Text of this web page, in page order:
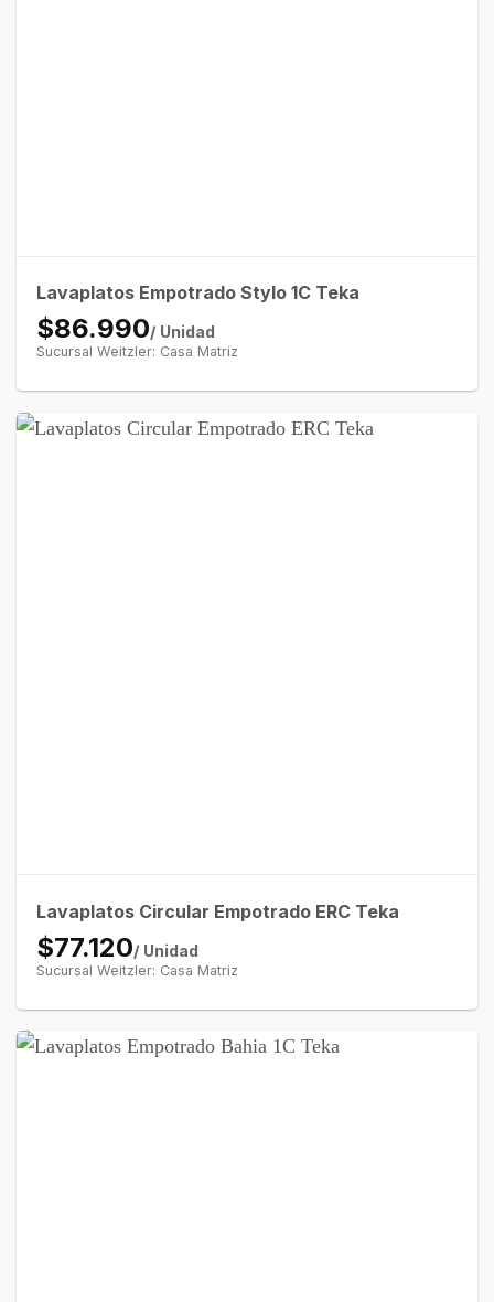
Lavaplatos Empotrado Stylo 1C Teka
$86.990/ Unidad
Sucursal Weitzler: Casa Matriz
Lavaplatos Circular Empotrado ERC Teka
$77.120/ Unidad
Sucursal Weitzler: Casa Matriz